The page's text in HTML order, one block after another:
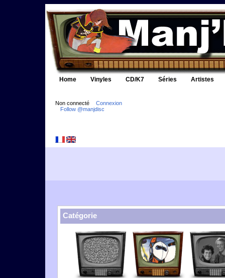
Home Vinyles CD/K7 Séries Artistes
Non connecté
Connexion
Follow @manjdisc
Catégorie